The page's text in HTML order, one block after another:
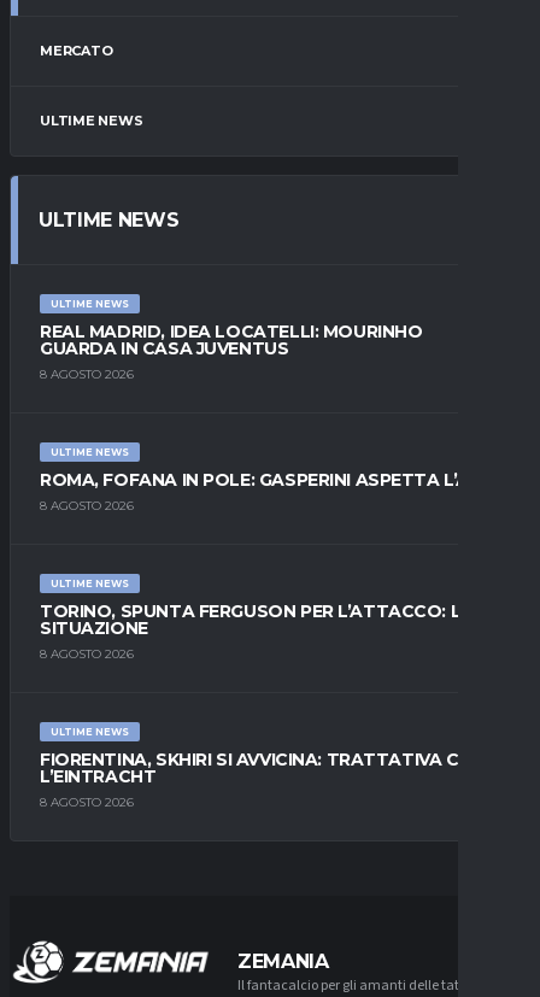
MERCATO
ULTIME NEWS
ULTIME NEWS
ULTIME NEWS
REAL MADRID, IDEA LOCATELLI: MOURINHO
GUARDA IN CASA JUVENTUS
8 AGOSTO 2026
ULTIME NEWS
ROMA, FOFANA IN POLE: GASPERINI ASPETTA L’ALA
8 AGOSTO 2026
ULTIME NEWS
TORINO, SPUNTA FERGUSON PER L’ATTACCO: LA
SITUAZIONE
8 AGOSTO 2026
ULTIME NEWS
FIORENTINA, SKHIRI SI AVVICINA: TRATTATIVA CON
L’EINTRACHT
8 AGOSTO 2026
ZEMANIA
Il fantacalcio per gli amanti delle tattiche